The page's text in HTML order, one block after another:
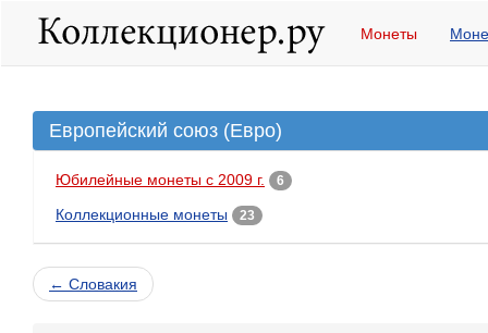
Монеты
Европейский союз (Евро)
Юбилейные монеты с 2009 г. 6
Коллекционные монеты 23
← Словакия